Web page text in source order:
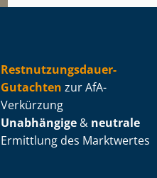
Rest­nut­zungs­dau­er-
Gutachten zur AfA-
Verkürzung
Unabhängige & neutrale
Ermittlung des Marktwertes